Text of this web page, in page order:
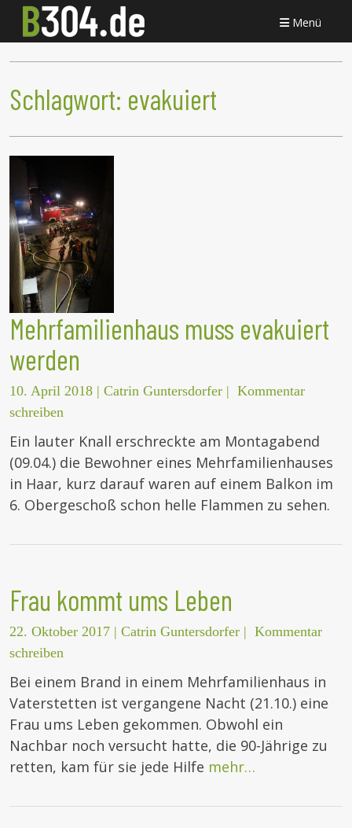
Menü
Schlagwort: evakuiert
Mehrfamilienhaus muss evakuiert
werden
10. April 2018 | Catrin Guntersdorfer | Kommentar
schreiben
Ein lauter Knall erschreckte am Montagabend
(09.04.) die Bewohner eines Mehrfamilienhauses
in Haar, kurz darauf waren auf einem Balkon im
6. Obergeschoß schon helle Flammen zu sehen.
Frau kommt ums Leben
22. Oktober 2017 | Catrin Guntersdorfer | Kommentar
schreiben
Bei einem Brand in einem Mehrfamilienhaus in
Vaterstetten ist vergangene Nacht (21.10.) eine
Frau ums Leben gekommen. Obwohl ein
Nachbar noch versucht hatte, die 90-Jährige zu
retten, kam für sie jede Hilfe mehr…